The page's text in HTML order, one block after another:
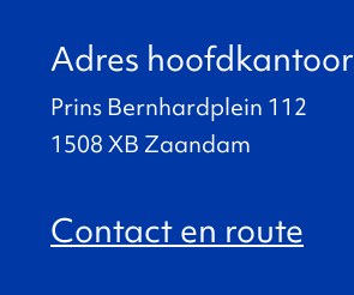
Adres hoofdkantoor
Prins Bernhardplein 112
1508 XB Zaandam
Contact en route